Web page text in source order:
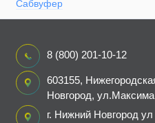
Сабвуфер
8 (800) 201-10-12
603155,
Новгород,
г. Нижний Новгород